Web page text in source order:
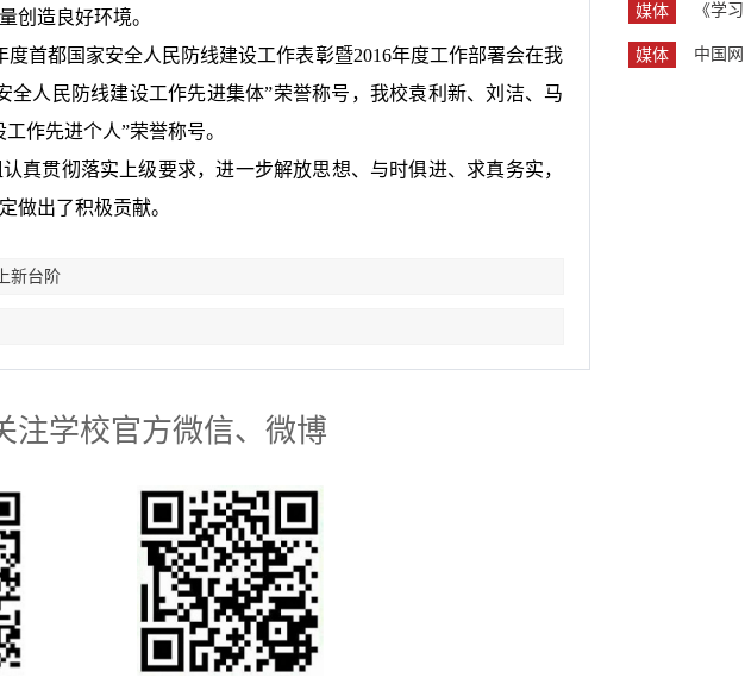
创造良好环境。
度首都国家安全人民防线建设工作表彰暨2016年度工作部署会在我
全人民防线建设工作先进集体”荣誉称号，我校袁利新、刘洁、马
作先进个人”荣誉称号。
真贯彻落实上级要求，进一步解放思想、与时俱进、求真务实，
做出了积极贡献。
新台阶
注学校官方微信、微博
媒体
媒体